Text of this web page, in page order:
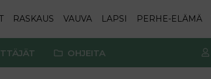
RASKAUS VAUVA LAPSI PERHE-ELÄMÄ
OHJEITA